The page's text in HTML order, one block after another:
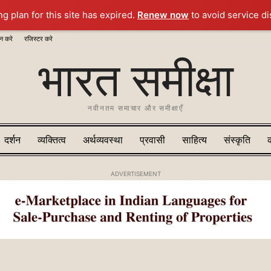
plan for this site has expired. Renew now to avoid service
करे रजिस्टर करे
भारत समीक्षा
नवीनतम समाचार और समीक्षाएँ
दर्शन व्यक्तित्व अर्थव्यवस्था प्रवासी साहित्य संस्‍कृति
ADVERTISEMENT